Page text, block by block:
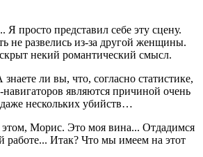
Я просто представил себе эту сцену.
не развелись из-за другой женщины.
некий романтический смысл.
ли вы, что, согласно статистике,
являются причиной очень
нескольких убийств…
Морис. Это моя вина... Отдадимся
работе... Итак? Что мы имеем на этот